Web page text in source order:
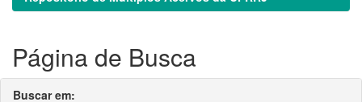
Página de Busca
Buscar em: